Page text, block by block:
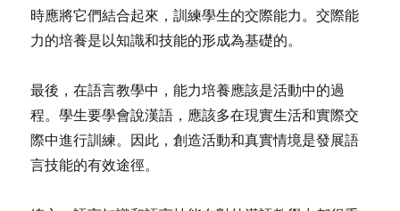
時應將它們結合起來，訓練學生的交際能力。交際能
力的培養是以知識和技能的形成為基礎的。
最後，在語言教學中，能力培養應該是活動中的過
程。學生要學會說漢語，應該多在現實生活和實際交
際中進行訓練。因此，創造活動和真實情境是發展語
言技能的有效途徑。